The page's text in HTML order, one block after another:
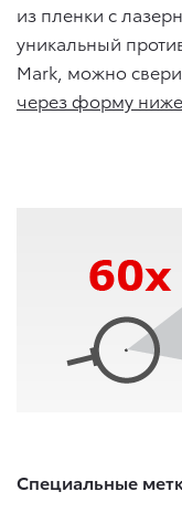
из пленки с
уникальный
Mark, можно
через форму ниже
Специальные